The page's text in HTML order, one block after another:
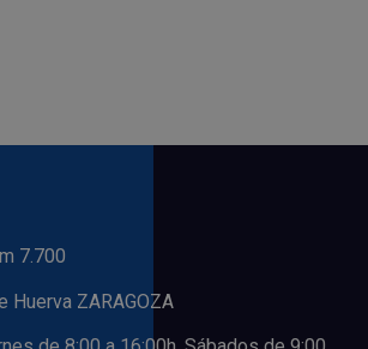
7.700
Huerva ZARAGOZA